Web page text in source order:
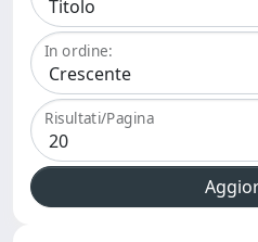
In ordine:
Risultati/Pagina